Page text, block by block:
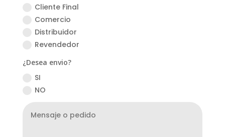
Cliente Final
Comercio
Distribuidor
Revendedor
¿Desea envio?
SI
NO